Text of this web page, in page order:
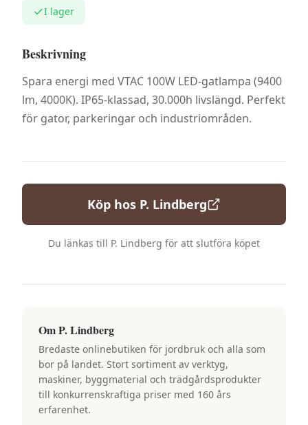
I lager
Beskrivning
Spara energi med VTAC 100W LED-gatlampa (9400
lm, 4000K). IP65-klassad, 30.000h livslängd. Perfekt
för gator, parkeringar och industriområden.
Köp hos P. Lindberg
Du länkas till P. Lindberg för att slutföra köpet
OmP. Lindberg
Bredaste onlinebutiken för jordbruk och alla som
bor på landet. Stort sortiment av verktyg,
maskiner, byggmaterial och trädgårdsprodukter
till konkurrenskraftiga priser med 160 års
erfarenhet.